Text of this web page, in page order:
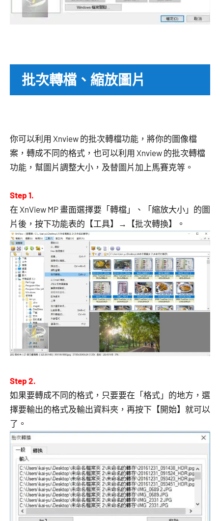
批次轉檔、縮放圖片
你可以利用 Xnview 的批次轉檔功能，將你的圖像檔
案，轉成不同的格式，也可以利用 Xnview 的批次轉檔
功能，幫圖片調整大小，及替圖片加上馬賽克等。
Step 1.
在 XnView MP 畫面選擇要「轉檔」、「縮放大小」的圖
片後，按下功能表的【工具】→【批次轉換】。
Step 2.
如果要轉成不同的格式，只要要在「格式」的地方，選
擇要輸出的格式及輸出資料夾，再按下【開始】就可以
了。